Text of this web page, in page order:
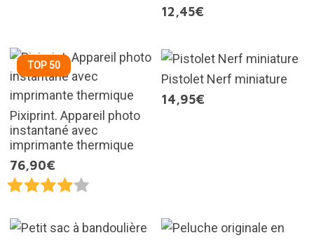
12,45€
TOP 50
Pixiprint. Appareil photo
instantané avec
imprimante thermique
76,90€
Pistolet Nerf miniature
14,95€